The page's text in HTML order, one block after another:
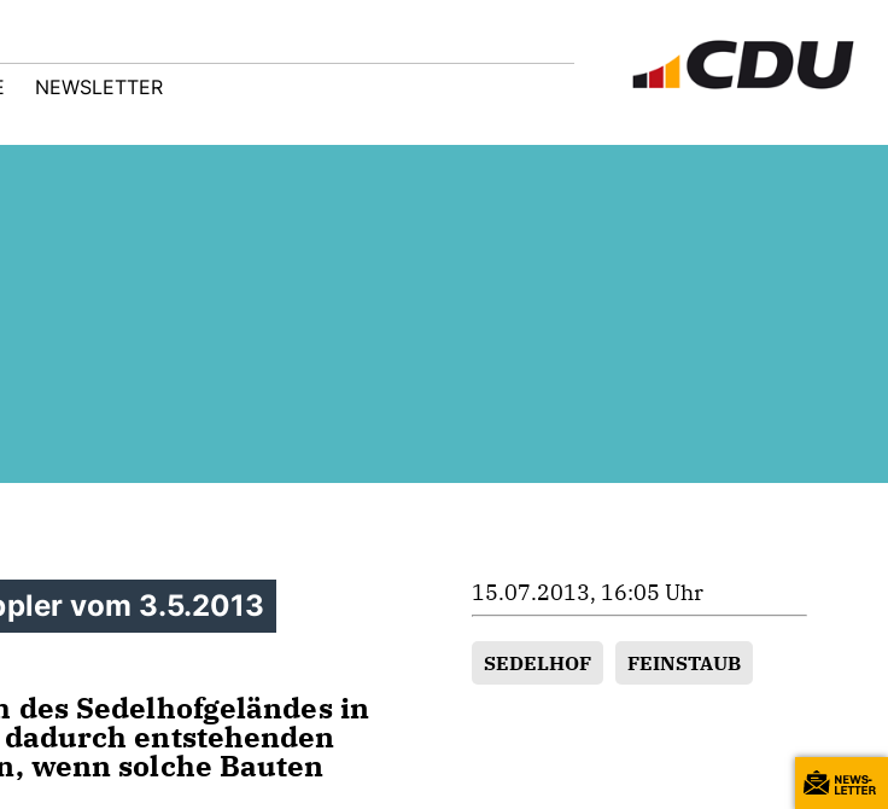
NEWSLETTER
vom 3.5.2013
Sedelhofgeländes in
entstehenden
wenn solche Bauten
15.07.2013, 16:05 Uhr
SEDELHOF FEINSTAUB